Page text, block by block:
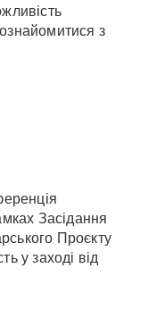
з
Засідання
Проєкту
у заході від